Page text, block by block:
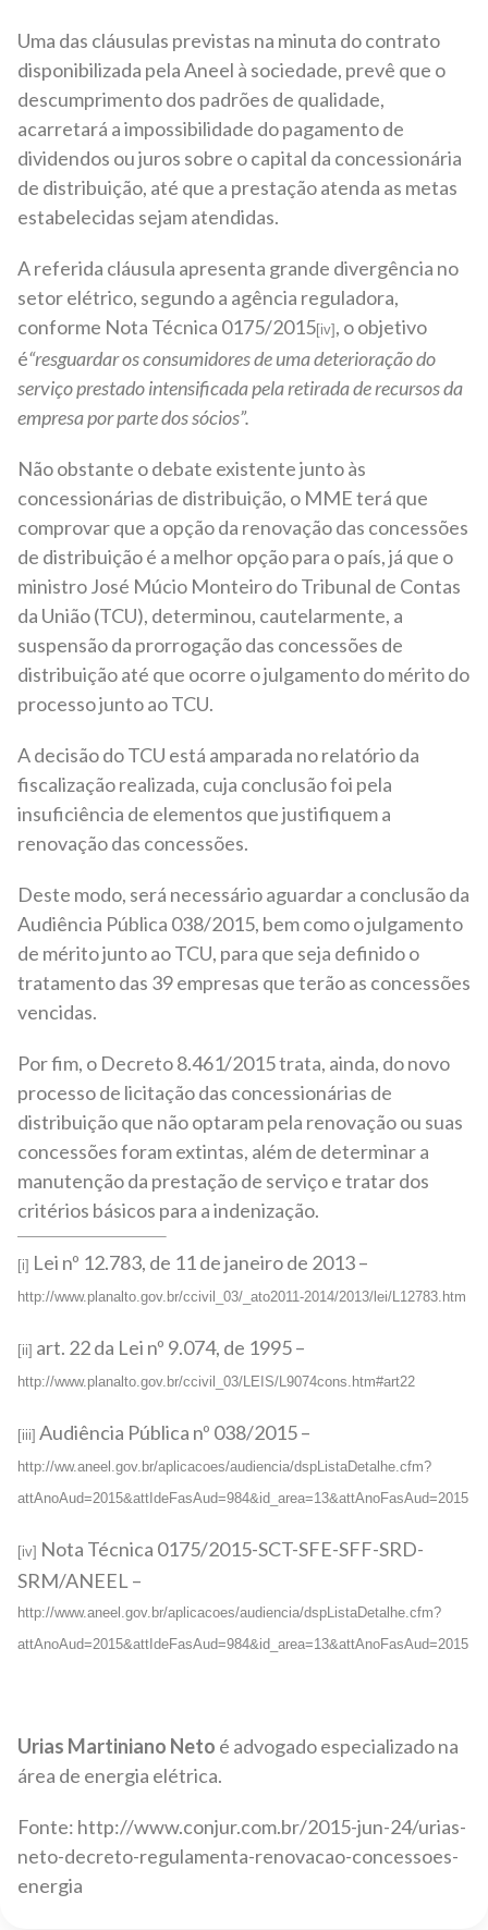
Uma das cláusulas previstas na minuta do contrato
disponibilizada pela Aneel à sociedade, prevê que o
descumprimento dos padrões de qualidade,
acarretará a impossibilidade do pagamento de
dividendos ou juros sobre o capital da concessionária
de distribuição, até que a prestação atenda as metas
estabelecidas sejam atendidas.
A referida cláusula apresenta grande divergência no
setor elétrico, segundo a agência reguladora,
conforme Nota Técnica 0175/2015[iv] , o objetivo
é“resguardar os consumidores de uma deterioração do
serviço prestado intensificada pela retirada de recursos da
empresa por parte dos sócios”.
Não obstante o debate existente junto às
concessionárias de distribuição, o MME terá que
comprovar que a opção da renovação das concessões
de distribuição é a melhor opção para o país, já que o
ministro José Múcio Monteiro do Tribunal de Contas
da União (TCU), determinou, cautelarmente, a
suspensão da prorrogação das concessões de
distribuição até que ocorre o julgamento do mérito do
processo junto ao TCU.
A decisão do TCU está amparada no relatório da
fiscalização realizada, cuja conclusão foi pela
insuficiência de elementos que justifiquem a
renovação das concessões.
Deste modo, será necessário aguardar a conclusão da
Audiência Pública 038/2015, bem como o julgamento
de mérito junto ao TCU, para que seja definido o
tratamento das 39 empresas que terão as concessões
vencidas.
Por fim, o Decreto 8.461/2015 trata, ainda, do novo
processo de licitação das concessionárias de
distribuição que não optaram pela renovação ou suas
concessões foram extintas, além de determinar a
manutenção da prestação de serviço e tratar dos
critérios básicos para a indenização.
[i] Lei nº 12.783, de 11 de janeiro de 2013 –
http://www.planalto.gov.br/ccivil_03/_ato2011-2014/2013/lei/L12783.htm
[ii] art. 22 da Lei nº 9.074, de 1995 –
http://www.planalto.gov.br/ccivil_03/LEIS/L9074cons.htm#art22
[iii] Audiência Pública nº 038/2015 –
http://ww.aneel.gov.br/aplicacoes/audiencia/dspListaDetalhe.cfm?
attAnoAud=2015&attIdeFasAud=984&id_area=13&attAnoFasAud=2015
[iv] Nota Técnica 0175/2015-SCT-SFE-SFF-SRD-
SRM/ANEEL –
http://www.aneel.gov.br/aplicacoes/audiencia/dspListaDetalhe.cfm?
attAnoAud=2015&attIdeFasAud=984&id_area=13&attAnoFasAud=2015
Urias Martiniano Neto é advogado especializado na
área de energia elétrica.
Fonte: http://www.conjur.com.br/2015-jun-24/urias-
neto-decreto-regulamenta-renovacao-concessoes-
energia